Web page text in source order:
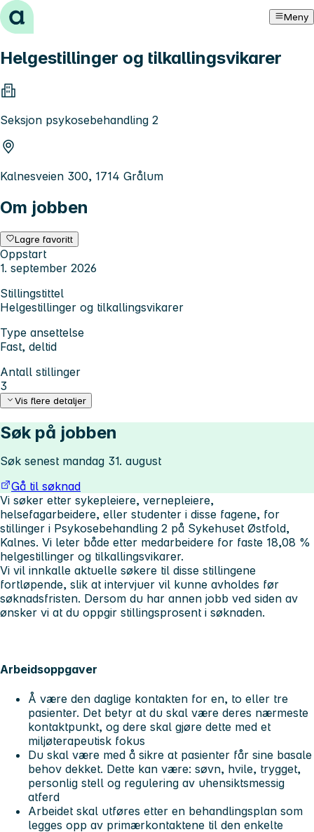
Hopp til innhold Meny
Helgestillinger og tilkallingsvikarer
Seksjon psykosebehandling 2
Kalnesveien 300, 1714 Grålum
Om jobben
Lagre favoritt
Oppstart
1. september 2026
Stillingstittel
Helgestillinger og tilkallingsvikarer
Type ansettelse
Fast, deltid
Antall stillinger
3
Vis flere detaljer
Søk på jobben
Søk senest mandag 31. august
Gå til søknad
Vi søker etter sykepleiere, vernepleiere,
helsefagarbeidere, eller studenter i disse fagene, for
stillinger i Psykosebehandling 2 på Sykehuset Østfold,
Kalnes. Vi leter både etter medarbeidere for faste 18,08 %
helgestillinger og tilkallingsvikarer.
Vi vil innkalle aktuelle søkere til disse stillingene
fortløpende, slik at intervjuer vil kunne avholdes før
søknadsfristen. Dersom du har annen jobb ved siden av
ønsker vi at du oppgir stillingsprosent i søknaden.
Arbeidsoppgaver
Å være den daglige kontakten for en, to eller tre
pasienter. Det betyr at du skal være deres nærmeste
kontaktpunkt, og dere skal gjøre dette med et
miljøterapeutisk fokus
Du skal være med å sikre at pasienter får sine basale
behov dekket. Dette kan være: søvn, hvile, trygget,
personlig stell og regulering av uhensiktsmessig
atferd
Arbeidet skal utføres etter en behandlingsplan som
legges opp av primærkontaktene til den enkelte